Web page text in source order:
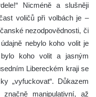
Nicméně a slušněji
voličů při volbách je –
nezodpovědnosti, či
nebylo koho volit je
koho volit a jasným
Libereckém kraji se
„vyfuckovat“. Důkazem
manipulativní, až